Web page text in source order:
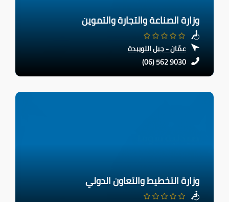
وزارة الصناعة والتجارة والتموين
عمّان - جبل اللويبدة
(06) 562 9030
وزارة التخطيط والتعاون الدولي